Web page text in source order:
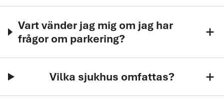
Vart vänder jag mig om jag har
frågor om parkering?
add
Vilka sjukhus omfattas? add